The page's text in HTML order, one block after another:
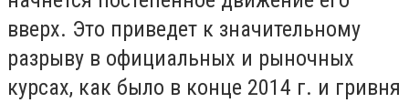
вверх. Это приведет к значительному
разрыву в официальных и рыночных
курсах, как было в конце 2014 г. и гривня